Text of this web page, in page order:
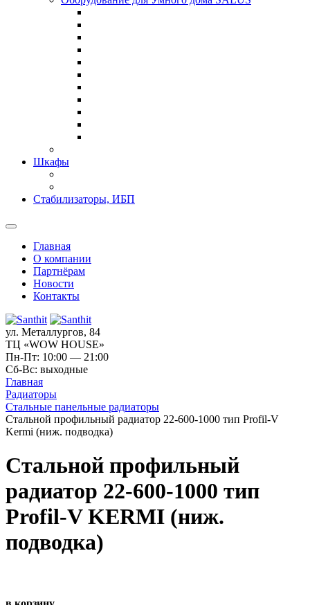
Шкафы
Стабилизаторы, ИБП
Главная
О компании
Партнёрам
Новости
Контакты
ул. Металлургов, 84
ТЦ «WOW HOUSE»
Пн-Пт: 10:00 — 21:00
Сб-Вс: выходные
Главная
Радиаторы
Стальные панельные радиаторы
Стальной профильный радиатор 22-600-1000 тип Profil-V
Kermi (ниж. подводка)
Стальной профильный
радиатор 22-600-1000 тип
Profil-V KERMI (ниж.
подводка)